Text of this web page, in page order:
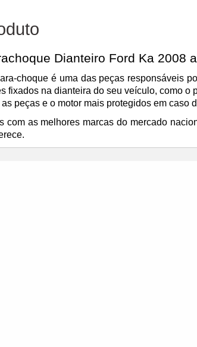
Dianteiro Ford Ka 2008
choque é uma das peças responsáveis
fixados na dianteira do seu veículo, como o
peças e o motor mais protegidos em caso
com as melhores marcas do mercado